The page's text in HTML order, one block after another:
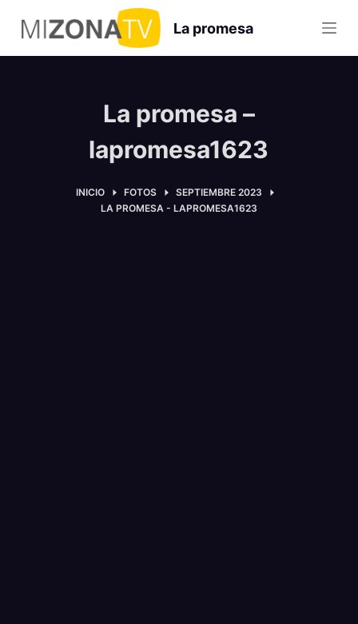
S
a
l
La promesa
La promesa –
lapromesa1623
INICIO FOTOS
SEPTIEMBRE 2023
LA PROMESA - LAPROMESA1623